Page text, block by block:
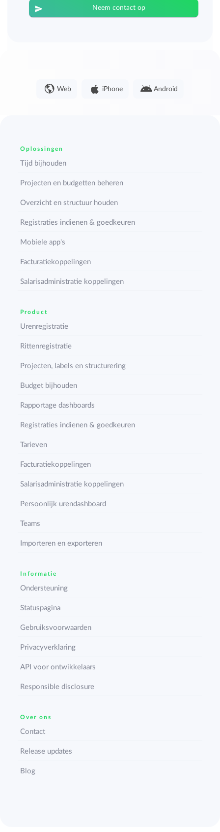
Neem contact op
Web iPhone Android
Oplossingen
Tijd bijhouden
Projecten en budgetten beheren
Overzicht en structuur houden
Registraties indienen & goedkeuren
Mobiele app's
Facturatiekoppelingen
Salarisadministratie koppelingen
Product
Urenregistratie
Rittenregistratie
Projecten, labels en structurering
Budget bijhouden
Rapportage dashboards
Registraties indienen & goedkeuren
Tarieven
Facturatiekoppelingen
Salarisadministratie koppelingen
Persoonlijk urendashboard
Teams
Importeren en exporteren
Informatie
Ondersteuning
Statuspagina
Gebruiksvoorwaarden
Privacyverklaring
API voor ontwikkelaars
Responsible disclosure
Over ons
Contact
Release updates
Blog